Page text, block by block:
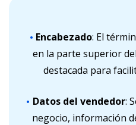
Encabezado: El
en la parte superior
destacada para
Datos del vendedor:
negocio, información